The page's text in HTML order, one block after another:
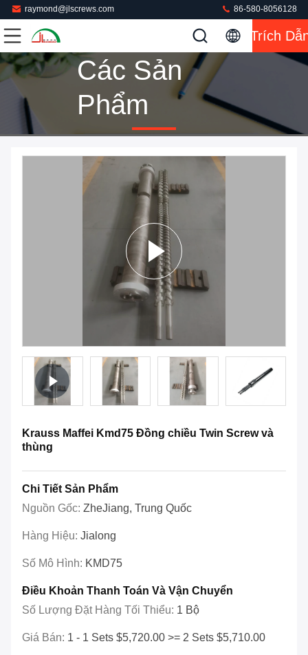
raymond@jlscrews.com 86-580-8056128
Trích
Các Sản
Phẩm
Krauss Maffei Kmd75 Đồng chiều Twin Screw và
thùng
Chi Tiết Sản Phẩm
Nguồn Gốc: ZheJiang, Trung Quốc
Hàng Hiệu: Jialong
Số Mô Hình: KMD75
Điều Khoản Thanh Toán Và Vận Chuyển
Số Lượng Đặt Hàng Tối Thiểu: 1 Bộ
Giá Bán: 1 - 1 Sets $5,720.00 >= 2 Sets $5,710.00